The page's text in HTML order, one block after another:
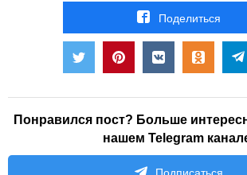
Поделиться
Понравился пост? Больше
нашем Telegram
Подписаться